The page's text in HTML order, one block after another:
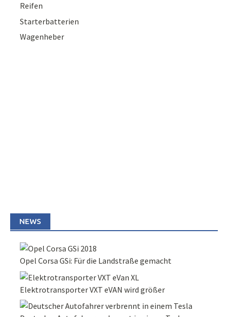
Reifen
Starterbatterien
Wagenheber
NEWS
Opel Corsa GSi: Für die Landstraße gemacht
Elektrotransporter VXT eVAN wird größer